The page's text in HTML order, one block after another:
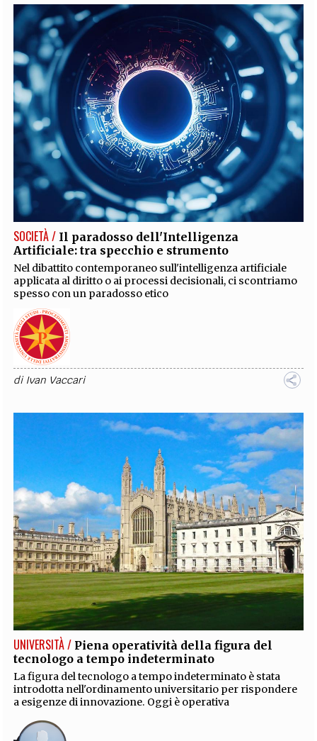
SOCIETÀ / Il paradosso dell'Intelligenza
Artificiale: tra specchio e strumento
Nel dibattito contemporaneo sull'intelligenza artificiale
applicata al diritto o ai processi decisionali, ci scontriamo
spesso con un paradosso etico
di Ivan Vaccari
UNIVERSITÀ / Piena operatività della figura del
tecnologo a tempo indeterminato
La figura del tecnologo a tempo indeterminato è stata
introdotta nell'ordinamento universitario per rispondere
a esigenze di innovazione. Oggi è operativa